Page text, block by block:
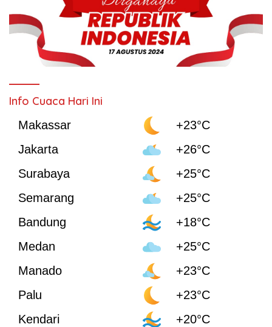
Info Cuaca Hari Ini
Makassar
+23°C
Jakarta
+26°C
Surabaya
+25°C
Semarang
+25°C
Bandung
+18°C
Medan
+25°C
Manado
+23°C
Palu
+23°C
Kendari
+20°C